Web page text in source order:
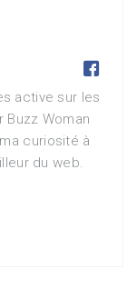

active sur les
Buzz Woman
curiosité à
du web.